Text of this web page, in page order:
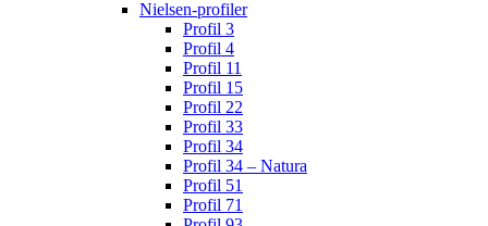
Nielsen-profiler
Profil 3
Profil 4
Profil 11
Profil 15
Profil 22
Profil 33
Profil 34
Profil 34 – Natura
Profil 51
Profil 71